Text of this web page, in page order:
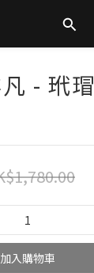
- 玳瑁
加入購物車